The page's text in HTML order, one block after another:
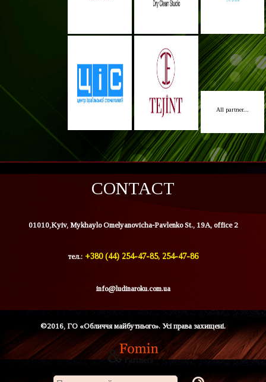
All partner...
CONTACT
01010,Kyiv, Mykhaylo Omelyanovicha-Pavlenko St., 19A, office 2
тел.: +380 (44) 254-47-85, 254-47-86
info@ludinaroku.com.ua
©2016, ГО «Обличчя майбутнього». Усі права захищені.